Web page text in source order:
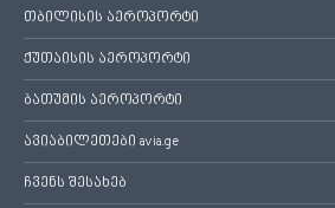
თბილისის აეროპორტი
ქუთაისის აეროპორტი
ბათუმის აეროპორტი
ავიაბილეთები avia.ge
ჩვენს შესახებ